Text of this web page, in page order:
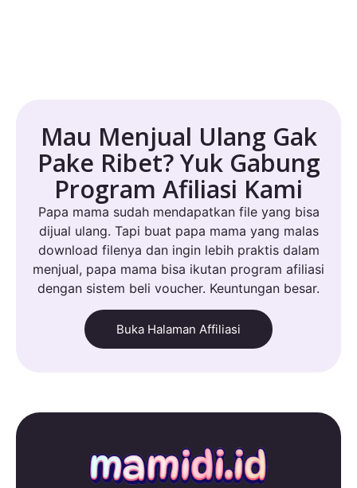
Mau Menjual Ulang Gak
Pake Ribet? Yuk Gabung
Program Afiliasi Kami
Papa mama sudah mendapatkan file yang bisa
dijual ulang. Tapi buat papa mama yang malas
download filenya dan ingin lebih praktis dalam
menjual, papa mama bisa ikutan program afiliasi
dengan sistem beli voucher. Keuntungan besar.
Buka Halaman Affiliasi